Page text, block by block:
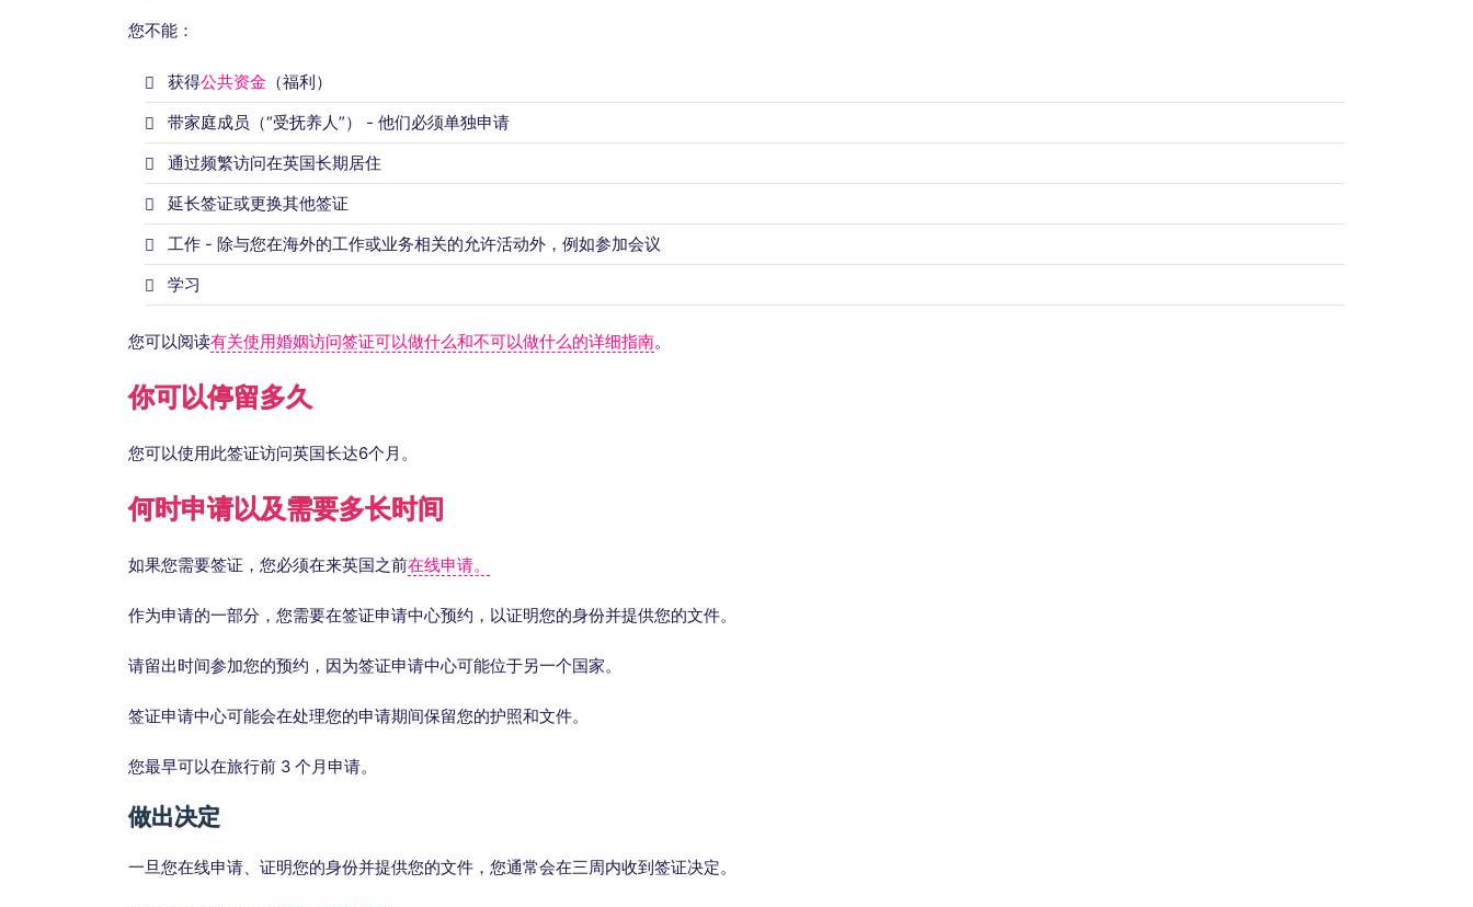
您不能：
获得公共资金 （福利）
带家庭成员（“受抚养人”） - 他们必须单独申请
通过频繁访问在英国长期居住
延长签证或更换其他签证
工作 - 除与您在海外的工作或业务相关的允许活动外，例如参加会议
学习
您可以阅读有关使用婚姻访问签证可以做什么和不可以做什么的详细指南。
你可以停留多久
您可以使用此签证访问英国长达6个月。
何时申请以及需要多长时间
如果您需要签证，您必须在来英国之前在线申请。
作为申请的一部分，您需要在签证申请中心预约，以证明您的身份并提供您的文件。
请留出时间参加您的预约，因为签证申请中心可能位于另一个国家。
签证申请中心可能会在处理您的申请期间保留您的护照和文件。
您最早可以在旅行前 3 个月申请。
做出决定
一旦您在线申请、证明您的身份并提供您的文件，您通常会在三周内收到签证决定。